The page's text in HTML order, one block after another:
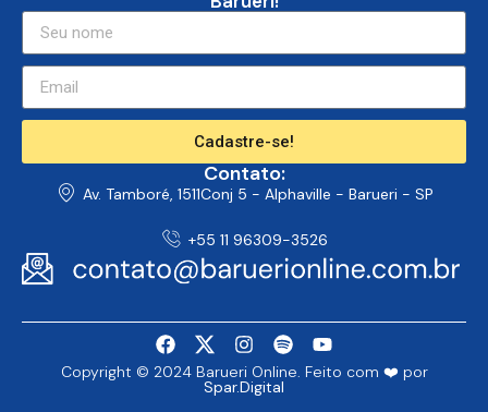
Cadastre-se!
Contato:
Av. Tamboré, 1511Conj 5 - Alphaville - Barueri - SP
+55 11 96309-3526
Copyright © 2024 Barueri Online. Feito com ❤️ por
Spar.Digital